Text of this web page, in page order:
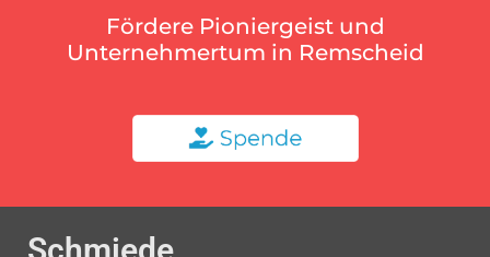
Fördere Pioniergeist und
Unternehmertum in Remscheid